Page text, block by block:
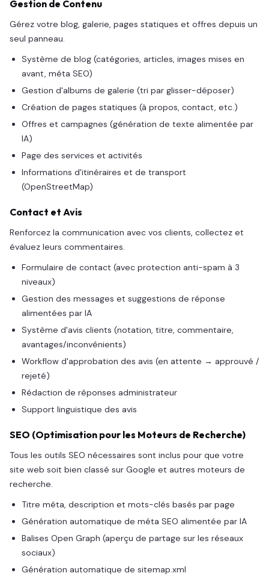
Gestion de Contenu
Gérez votre blog, galerie, pages statiques et offres depuis un
seul panneau.
Système de blog (catégories, articles, images mises en
avant, méta SEO)
Gestion d'albums de galerie (tri par glisser-déposer)
Création de pages statiques (à propos, contact, etc.)
Offres et campagnes (génération de texte alimentée par
IA)
Page des services et activités
Informations d'itinéraires et de transport
(OpenStreetMap)
Contact et Avis
Renforcez la communication avec vos clients, collectez et
évaluez leurs commentaires.
Formulaire de contact (avec protection anti-spam à 3
niveaux)
Gestion des messages et suggestions de réponse
alimentées par IA
Système d'avis clients (notation, titre, commentaire,
avantages/inconvénients)
Workflow d'approbation des avis (en attente → approuvé /
rejeté)
Rédaction de réponses administrateur
Support linguistique des avis
SEO (Optimisation pour les Moteurs de Recherche)
Tous les outils SEO nécessaires sont inclus pour que votre
site web soit bien classé sur Google et autres moteurs de
recherche.
Titre méta, description et mots-clés basés par page
Génération automatique de méta SEO alimentée par IA
Balises Open Graph (aperçu de partage sur les réseaux
sociaux)
Génération automatique de sitemap.xml